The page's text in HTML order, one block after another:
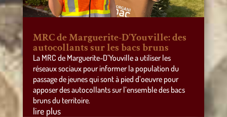
MRC de Marguerite-D’Youville: des
autocollants sur les bacs bruns
La MRC de Marguerite-D’Youville a utiliser les
réseaux sociaux pour informer la population du
passage de jeunes qui sont à pied d’oeuvre pour
apposer des autocollants sur l’ensemble des bacs
bruns du territoire.
lire plus